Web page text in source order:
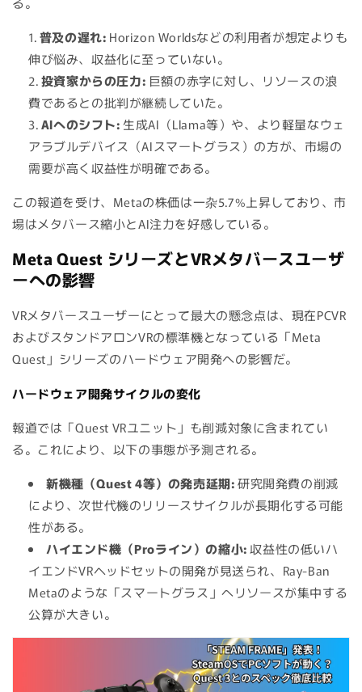
普及の遅れ: Horizon Worldsなどの利用者が想定よりも
伸び悩み、収益化に至っていない。
投資家からの圧力: 巨額の赤字に対し、リソースの浪
費であるとの批判が継続していた。
AIへのシフト: 生成AI（Llama等）や、より軽量なウェ
アラブルデバイス（AIスマートグラス）の方が、市場の
需要が高く収益性が明確である。
この報道を受け、Metaの株価は一杂5.7%上昇しており、市
場はメタバース縮小とAI注力を好感している。
Meta Quest シリーズとVRメタバースユーザ
ーへの影響
VRメタバースユーザーにとって最大の懸念点は、現在PCVR
およびスタンドアロンVRの標準機となっている「Meta
Quest」シリーズのハードウェア開発への影響だ。
ハードウェア開発サイクルの変化
報道では「Quest VRユニット」も削減対象に含まれてい
る。これにより、以下の事態が予測される。
新機種（Quest 4等）の発売延期:研究開発費の削減
により、次世代機のリリースサイクルが長期化する可能
性がある。
ハイエンド機（Proライン）の縮小:収益性の低いハ
イエンドVRヘッドセットの開発が見送られ、Ray-Ban
Metaのような「スマートグラス」へリソースが集中する
公算が大きい。